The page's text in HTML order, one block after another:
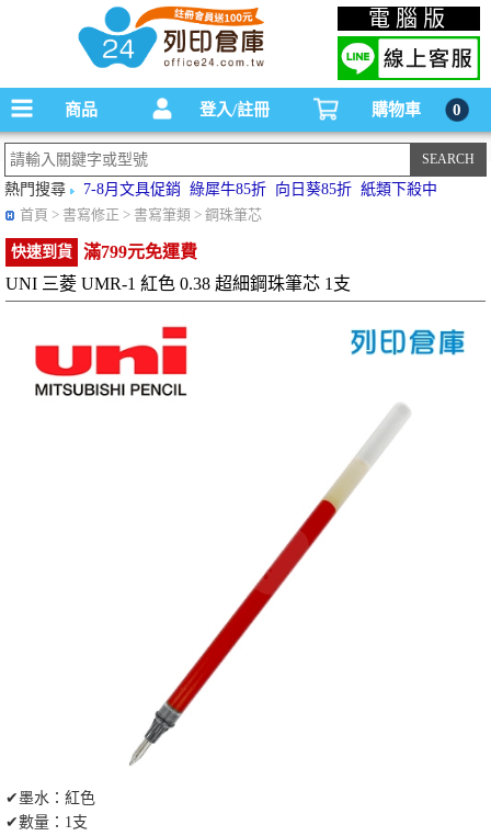
碳粉匣，墨水匣,原廠碳粉匣，副廠碳粉匣，環保碳粉匣,連續供墨印表機-office24列印
倉庫線上購物手機版
電腦版
商品 登入/註冊 購物車 0
熱門搜尋 7-8月文具促銷 綠犀牛85折 向日葵85折 紙類下殺中
首頁 > 書寫修正 > 書寫筆類 > 鋼珠筆芯
快速到貨
滿799元免運費
UNI 三菱 UMR-1 紅色 0.38 超細鋼珠筆芯 1支
✔墨水：紅色
✔數量：1支